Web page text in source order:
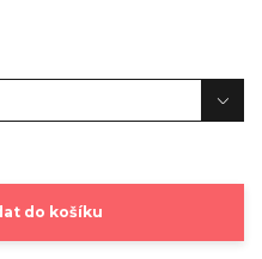
do košíku